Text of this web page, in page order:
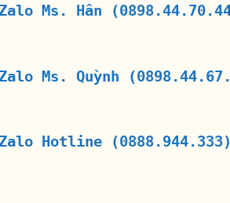
Ms. Hân
Ms. Quỳnh
Hotline (0888.944.333)